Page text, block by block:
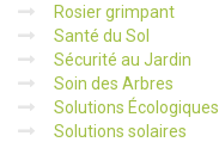
Rosier grimpant
Santé du Sol
Sécurité au Jardin
Soin des Arbres
Solutions Écologiques
Solutions solaires